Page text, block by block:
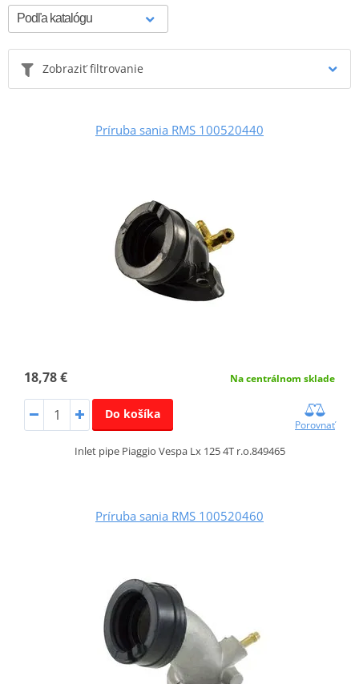
Zobraziť filtrovanie
Príruba sania RMS 100520440
18,78 € Na centrálnom sklade
Do košíka
Porovnať
Inlet pipe Piaggio Vespa Lx 125 4T r.o.849465
Príruba sania RMS 100520460